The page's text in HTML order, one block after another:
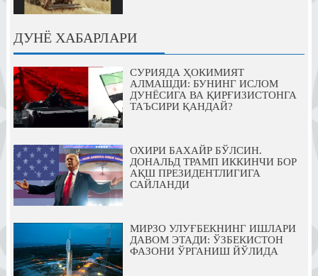
ДУНЁ ХАБАРЛАРИ
СУРИЯДА ҲОКИМИЯТ
АЛМАШДИ: БУНИНГ ИСЛОМ
ДУНЁСИГА ВА ҚИРҒИЗИСТОНГА
ТАЪСИРИ ҚАНДАЙ?
ОХИРИ БАХАЙР БЎЛСИН.
ДОНАЛЬД ТРАМП ИККИНЧИ БОР
АҚШ ПРЕЗИДЕНТЛИГИГА
САЙЛАНДИ
МИРЗО УЛУҒБЕКНИНГ ИШЛАРИ
ДАВОМ ЭТАДИ: ЎЗБЕКИСТОН
ФАЗОНИ ЎРГАНИШ ЙЎЛИДА